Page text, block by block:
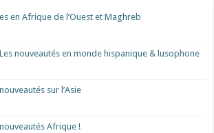
en Afrique de l’Ouest et Maghreb
Les nouveautés en monde hispanique & lusophone
sur l’Asie
Afrique !​